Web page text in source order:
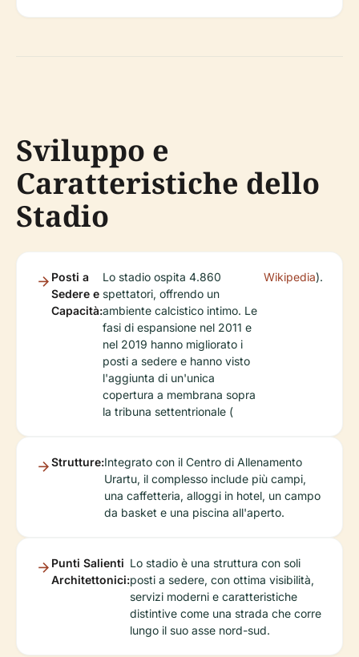
Sviluppo e
Caratteristiche dello
Stadio
Posti a
Sedere e
Capacità:
Lo stadio ospita 4.860
spettatori, offrendo un
ambiente calcistico intimo. Le
fasi di espansione nel 2011 e
nel 2019 hanno migliorato i
posti a sedere e hanno visto
l'aggiunta di un'unica
copertura a membrana sopra
la tribuna settentrionale (
Wikipedia).
Strutture:Integrato con il Centro di Allenamento
Urartu, il complesso include più campi,
una caffetteria, alloggi in hotel, un campo
da basket e una piscina all'aperto.
Punti Salienti
Architettonici:
Lo stadio è una struttura con soli
posti a sedere, con ottima visibilità,
servizi moderni e caratteristiche
distintive come una strada che corre
lungo il suo asse nord-sud.